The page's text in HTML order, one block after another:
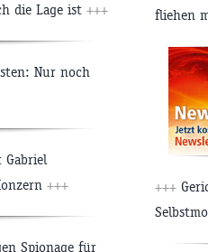
die Lage ist +++
Nur noch
Gabriel
+++
Spionage für
fliehen
+++